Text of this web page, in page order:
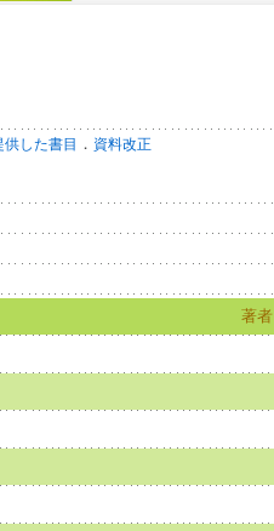
した書目 ． 資料改正
著者